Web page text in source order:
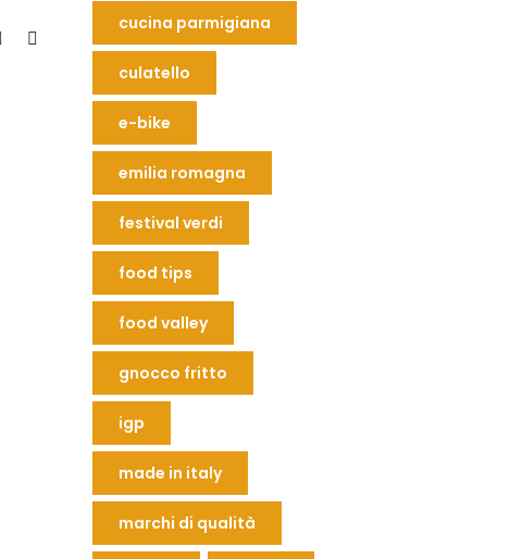
cucina parmigiana
culatello
e-bike
emilia romagna
festival verdi
food tips
food valley
gnocco fritto
igp
made in italy
marchi di qualità